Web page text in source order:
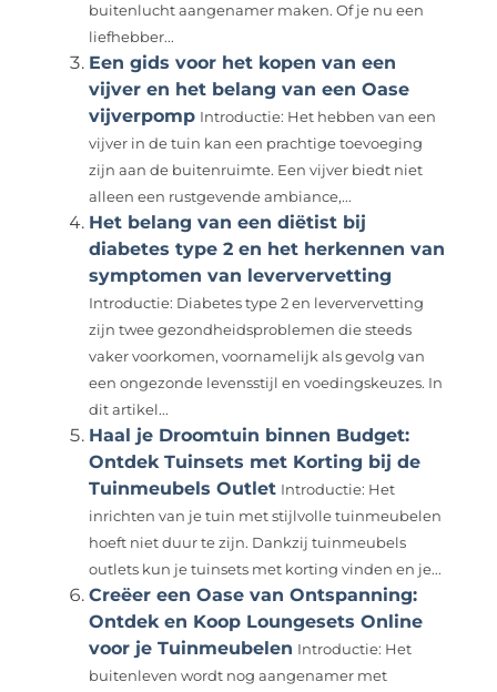
buitenlucht aangenamer maken. Of je nu een
liefhebber...
Een gids voor het kopen van een
vijver en het belang van een Oase
vijverpomp Introductie: Het hebben van een
vijver in de tuin kan een prachtige toevoeging
zijn aan de buitenruimte. Een vijver biedt niet
alleen een rustgevende ambiance,...
Het belang van een diëtist bij
diabetes type 2 en het herkennen van
symptomen van leververvetting
Introductie: Diabetes type 2 en leververvetting
zijn twee gezondheidsproblemen die steeds
vaker voorkomen, voornamelijk als gevolg van
een ongezonde levensstijl en voedingskeuzes. In
dit artikel...
Haal je Droomtuin binnen Budget:
Ontdek Tuinsets met Korting bij de
Tuinmeubels Outlet Introductie: Het
inrichten van je tuin met stijlvolle tuinmeubelen
hoeft niet duur te zijn. Dankzij tuinmeubels
outlets kun je tuinsets met korting vinden en je...
Creëer een Oase van Ontspanning:
Ontdek en Koop Loungesets Online
voor je Tuinmeubelen Introductie: Het
buitenleven wordt nog aangenamer met